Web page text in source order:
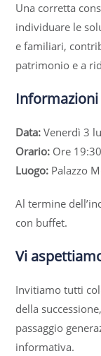
Una corretta
individuare le
e familiari,
patrimonio e a
Informazioni
Data: Venerdì 3
Orario: Ore 19:30
Luogo: Palazzo
Al termine
con buffet.
Vi
Invitiamo tutti
della
passaggio
informativa.